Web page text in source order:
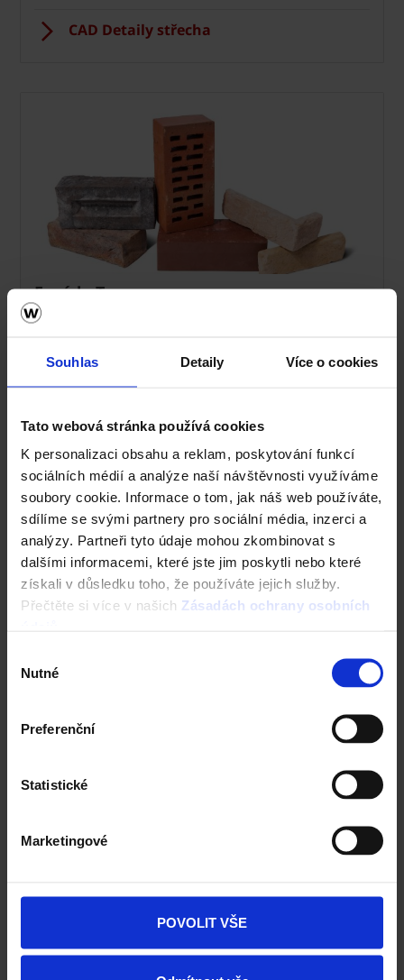
Souhlas Detaily Více o cookies
Tato webová stránka používá cookies
K personalizaci obsahu a reklam, poskytování funkcí
sociálních médií a analýze naší návštěvnosti využíváme
soubory cookie. Informace o tom, jak náš web používáte,
sdílíme se svými partnery pro sociální média, inzerci a
analýzy. Partneři tyto údaje mohou zkombinovat s
dalšími informacemi, které jste jim poskytli nebo které
získali v důsledku toho, že používáte jejich služby.
Přečtěte si více v našich Zásadách ochrany osobních
souhlasu
Nutné
Preferenční
Statistické
Marketingové
POVOLIT VŠE
CAD Detaily střecha
Fasáda Terca
Technická podpora
Specialista prodeje
Navštivte vzorkovnu Terca
Kalkulace dlažby
Kontakt na obchodní manažery